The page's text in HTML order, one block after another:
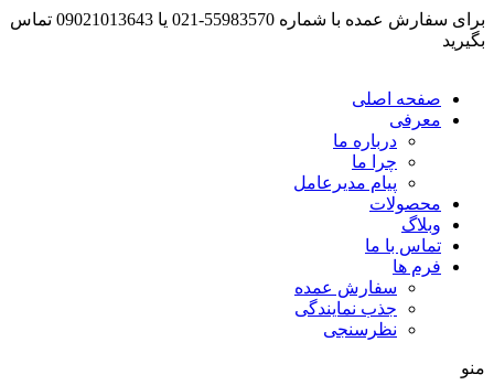
برای سفارش عمده با شماره 55983570-021 یا 09021013643 تماس
بگیرید
صفحه اصلی
معرفی
درباره ما
چرا ما
پیام مدیرعامل
محصولات
وبلاگ
تماس با ما
فرم ها
سفارش عمده
جذب نمایندگی
نظرسنجی
منو